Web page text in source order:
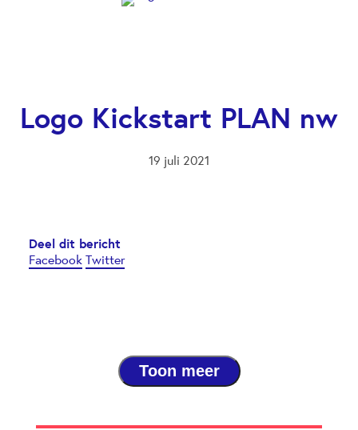
Logo Kickstart PLAN nw
19 juli 2021
Deel dit bericht
FacebookTwitter
Toon meer